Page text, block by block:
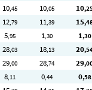
10,45 10,05 10
12,79 11,39 15
5,95 1,30 1,30
28,03 18,13 20
29,00 28,74 29
8,11 0,44 0,58